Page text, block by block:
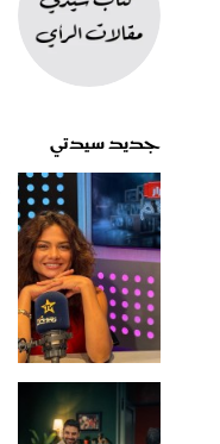
جديد سيدتي